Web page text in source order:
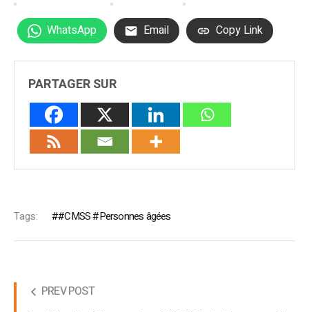
WhatsApp Email Copy Link
PARTAGER SUR
Tags: #CMSS #Personnes âgées
PREV POST